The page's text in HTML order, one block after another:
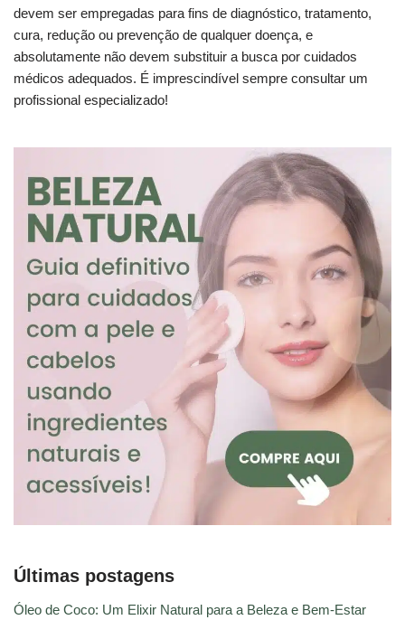
devem ser empregadas para fins de diagnóstico, tratamento,
cura, redução ou prevenção de qualquer doença, e
absolutamente não devem substituir a busca por cuidados
médicos adequados. É imprescindível sempre consultar um
profissional especializado!
Últimas postagens
Óleo de Coco: Um Elixir Natural para a Beleza e Bem-Estar